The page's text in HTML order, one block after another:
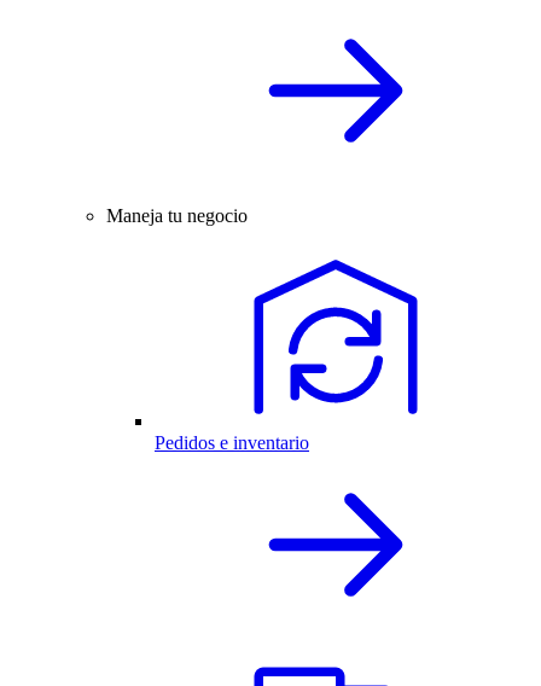
Maneja tu negocio
Pedidos e inventario